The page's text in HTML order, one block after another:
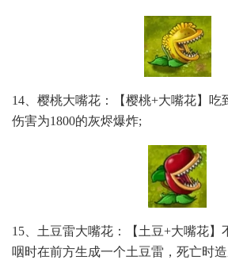
14、樱桃大嘴花：【樱桃+大嘴花】吃
伤害为1800的灰烬爆炸;
15、土豆雷大嘴花：【土豆+大嘴花】
咽时在前方生成一个土豆雷，死亡时